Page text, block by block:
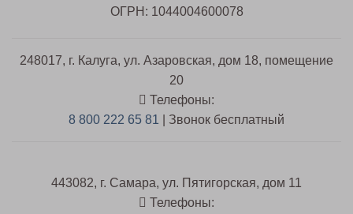
ОГРН: 1044004600078
248017, г. Калуга, ул. Азаровская, дом 18, помещение
20
Телефоны:
8 800 222 65 81 | Звонок бесплатный
443082, г. Самара, ул. Пятигорская, дом 11
Телефоны: